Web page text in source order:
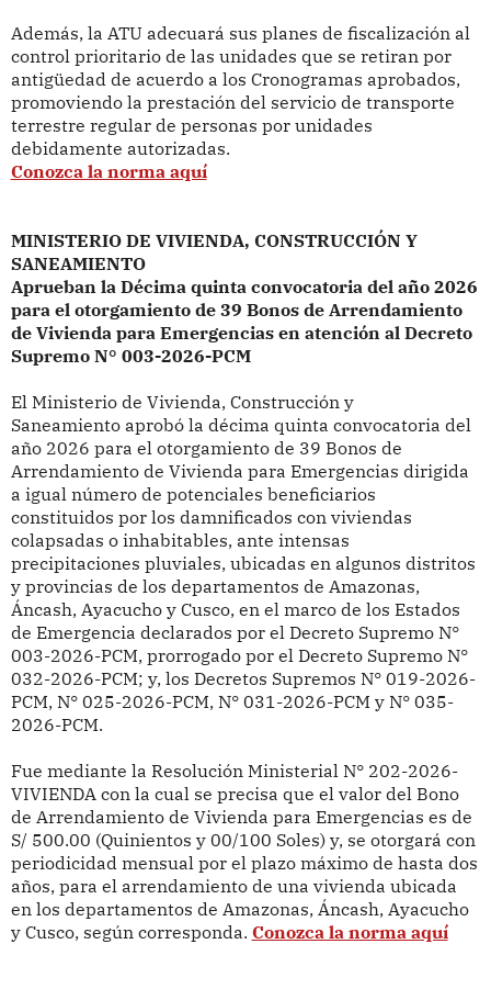
Además, la ATU adecuará sus planes de fiscalización al
control prioritario de las unidades que se retiran por
antigüedad de acuerdo a los Cronogramas aprobados,
promoviendo la prestación del servicio de transporte
terrestre regular de personas por unidades
debidamente autorizadas.
Conozca la norma aquí
MINISTERIO DE VIVIENDA, CONSTRUCCIÓN Y
SANEAMIENTO
Aprueban la Décima quinta convocatoria del año 2026
para el otorgamiento de 39 Bonos de Arrendamiento
de Vivienda para Emergencias en atención al Decreto
Supremo N° 003-2026-PCM
El Ministerio de Vivienda, Construcción y
Saneamientoaprobó la décima quinta convocatoria del
año 2026 para el otorgamiento de 39 Bonos de
Arrendamiento de Vivienda para Emergencias dirigida
a igual número de potenciales beneficiarios
constituidos por los damnificados con viviendas
colapsadas o inhabitables, ante intensas
precipitaciones pluviales, ubicadas en algunos distritos
y provincias de los departamentos de Amazonas,
Áncash, Ayacucho y Cusco, en el marco de los Estados
de Emergencia declarados por el Decreto Supremo N°
003-2026-PCM, prorrogado por el Decreto Supremo N°
032-2026-PCM; y, los Decretos Supremos N° 019-2026-
PCM, N° 025-2026-PCM, N° 031-2026-PCM y N° 035-
2026-PCM.
Fue mediante la Resolución Ministerial N° 202-2026-
VIVIENDAcon la cual se precisa que el valor del Bono
de Arrendamiento de Vivienda para Emergencias es de
S/ 500.00 (Quinientos y 00/100 Soles) y, se otorgará con
periodicidad mensual por el plazo máximo de hasta dos
años, para el arrendamiento de una vivienda ubicada
en los departamentos de Amazonas, Áncash, Ayacucho
y Cusco, según corresponda. Conozca la norma aquí